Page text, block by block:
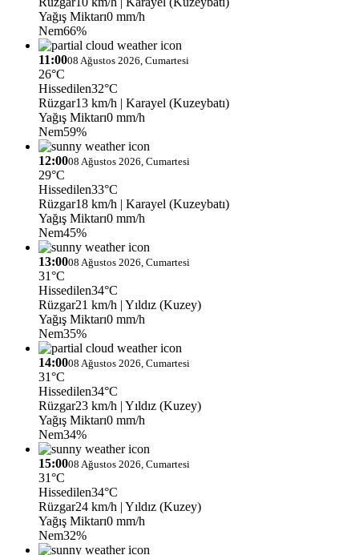
Yağış Miktarı0 mm/h
Nem66%
11:0008 Ağustos 2026, Cumartesi
26°C
Hissedilen32°C
Rüzgar13 km/h | Karayel (Kuzeybatı)
Yağış Miktarı0 mm/h
Nem59%
12:0008 Ağustos 2026, Cumartesi
29°C
Hissedilen33°C
Rüzgar18 km/h | Karayel (Kuzeybatı)
Yağış Miktarı0 mm/h
Nem45%
13:0008 Ağustos 2026, Cumartesi
31°C
Hissedilen34°C
Rüzgar21 km/h | Yıldız (Kuzey)
Yağış Miktarı0 mm/h
Nem35%
14:0008 Ağustos 2026, Cumartesi
31°C
Hissedilen34°C
Rüzgar23 km/h | Yıldız (Kuzey)
Yağış Miktarı0 mm/h
Nem34%
15:0008 Ağustos 2026, Cumartesi
31°C
Hissedilen34°C
Rüzgar24 km/h | Yıldız (Kuzey)
Yağış Miktarı0 mm/h
Nem32%